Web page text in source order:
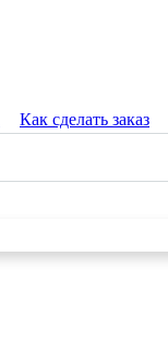
Как сделать заказ